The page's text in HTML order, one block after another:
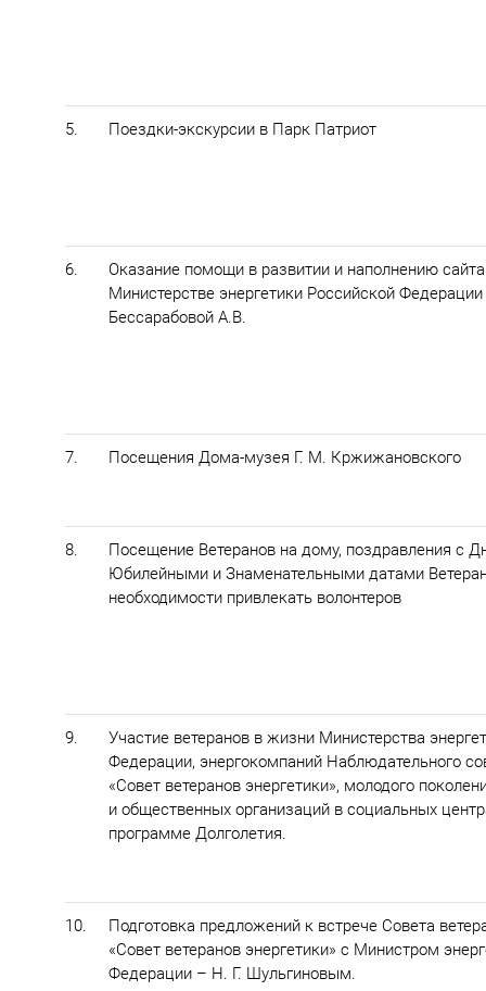
5. Поездки-экскурсии в Парк Патриот
6.
Оказание помощи в развитии и наполнению
Министерстве энергетики Российской
Бессарабовой А.В.
7. Посещения Дома-музея Г. М. Кржижановского
8.
Посещение Ветеранов на дому, поздравления с
Юбилейными и Знаменательными датами
необходимости привлекать волонтеров
9.
Участие ветеранов в жизни Министерства
Федерации, энергокомпаний Наблюдательного
«Совет ветеранов энергетики», молодого
и общественных организаций в социальных
программе Долголетия.
10.
Подготовка предложений к встрече Совета
«Совет ветеранов энергетики» с Министром
Федерации – Н. Г. Шульгиновым.